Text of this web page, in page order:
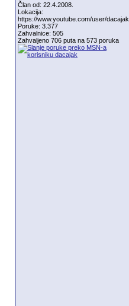
Član od: 22.4.2008.
Lokacija:
https://www.youtube.com/user/dacajak
Poruke: 3.377
Zahvalnice: 505
Zahvaljeno 706 puta na 573 poruka